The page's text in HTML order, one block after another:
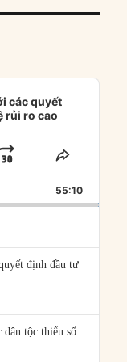
các quyết
rủi ro cao
JUMP
FORWARD
SHARE
55:10
định đầu tư
dân tộc thiểu số